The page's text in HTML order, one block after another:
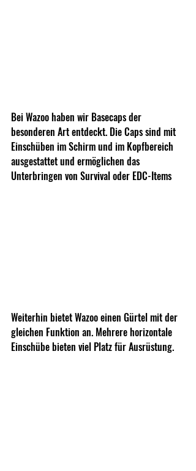
Bei Wazoo haben wir Basecaps der
besonderen Art entdeckt. Die Caps sind mit
Einschüben im Schirm und im Kopfbereich
ausgestattet und ermöglichen das
Unterbringen von Survival oder EDC-Items
Weiterhin bietet Wazoo einen Gürtel mit der
gleichen Funktion an. Mehrere horizontale
Einschübe bieten viel Platz für Ausrüstung.